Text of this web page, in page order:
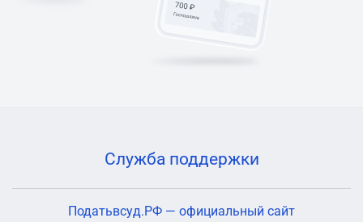
Служба поддержки
Податьвсуд.РФ — официальный сайт